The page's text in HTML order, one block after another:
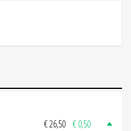
€ 26,50 € 0,50